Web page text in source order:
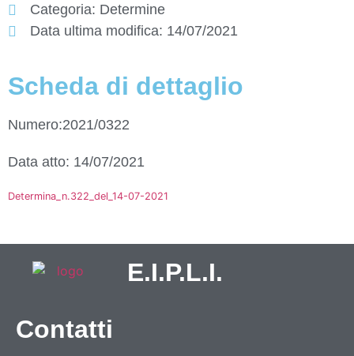
Categoria: Determine
Data ultima modifica: 14/07/2021
Scheda di dettaglio
Numero:2021/0322
Data atto: 14/07/2021
Determina_n.322_del_14-07-2021
E.I.P.L.I.
Contatti